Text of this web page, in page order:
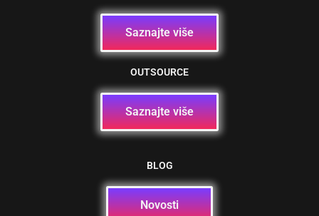
Saznajte više
OUTSOURCE
Saznajte više
BLOG
Novosti